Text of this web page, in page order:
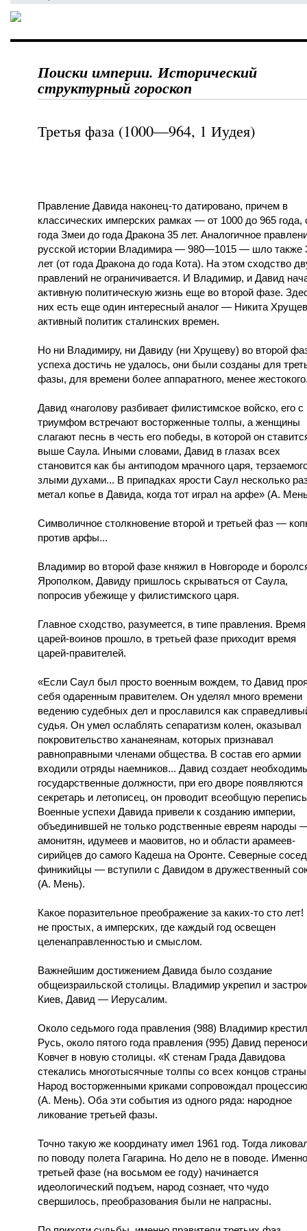
Поиски империи. Исторический
структурный гороскоп
Третья фаза (1000—964, 1 Иудея)
Правление Давида наконец-то датировано, причем в
классических имперских рамках — от 1000 до 965 года,
года Змеи до года Дракона 35 лет. Аналогичное
русской истории Владимира — 980—1015 — шло также
лет (от года Дракона до года Кота). На этом сходство
правлений не ограничивается. И Владимир, и Давид
активную политическую жизнь еще во второй фазе.
них есть еще один интересный аналог — Никита Хрущев
активный политик сталинских времен.
Но ни Владимиру, ни Давиду (ни Хрущеву) во второй
успеха достичь не удалось, они были созданы для
фазы, для времени более аппаратного, менее
Давид «наголову разбивает филистимское войско, его с
триумфом встречают восторженные толпы, а женщины
слагают песнь в честь его победы, в которой он
выше Саула. Иными словами, Давид в глазах всех
становится как бы антиподом мрачного царя,
злыми духами... В припадках ярости Саул несколько
метал копье в Давида, когда тот играл на арфе» (А.
Символичное столкновение второй и третьей фаз —
против арфы...
Владимир во второй фазе княжил в Новгороде и
Ярополком, Давиду пришлось скрываться от Саула,
попросив убежище у филистимского царя.
Главное сходство, разумеется, в типе правления. Время
царей-воинов прошло, в третьей фазе приходит время
царей-правителей.
«Если Саул был просто военным вождем, то Давид
себя одаренным правителем. Он уделял много времени
ведению судебных дел и прославился как
судья. Он умел ослаблять сепаратизм колен, оказывал
покровительство хананеянам, которых признавал
равноправными членами общества. В состав его армии
входили отряды наемников... Давид создает
государственные должности, при его дворе появляются
секретарь и летописец, он проводит всеобщую
Военные успехи Давида привели к созданию империи,
объединившей не только родственные евреям народы
амонитян, идумеев и маовитов, но и области арамеев-
сирийцев до самого Кадеша на Оронте. Северные
финикийцы — вступили с Давидом в дружественный
(А. Мень).
Какое поразительное преображение за каких-то сто
не простых, а имперских, где каждый год освещен
целенаправленностью и смыслом.
Важнейшим достижением Давида было создание
общеизраильской столицы. Владимир укрепил и
Киев, Давид — Иерусалим.
Около седьмого года правления (988) Владимир крестил
Русь, около пятого года правления (995) Давид
Ковчег в новую столицы. «К стенам Града Давидова
стекались многотысячные толпы со всех концов
Народ восторженными криками сопровождал
(А. Мень). Оба эти события из одного ряда: народное
ликование третьей фазы.
Точно такую же координату имел 1961 год. Тогда
по поводу полета Гагарина. Но дело не в поводе.
третьей фазе (на восьмом ее году) начинается
идеологический подъем, народ сознает, что чудо
свершилось, преобразования были не напрасны.